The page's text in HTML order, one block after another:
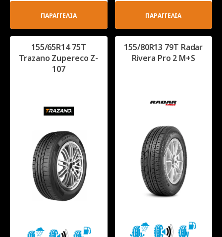
ΠΑΡΑΓΓΕΛΙΑ ΠΑΡΑΓΓΕΛΙΑ
155/65R14 75T
Trazano Zupereco Z-
107
155/80R13 79T Radar
Rivera Pro 2 M+S